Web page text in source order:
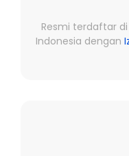
Resmi terdaftar
Indonesia dengan